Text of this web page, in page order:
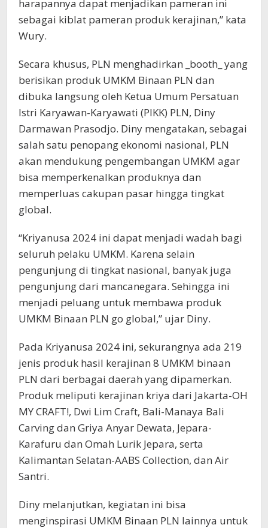
harapannya dapat menjadikan pameran ini
sebagai kiblat pameran produk kerajinan,” kata
Wury.
Secara khusus, PLN menghadirkan _booth_ yang
berisikan produk UMKM Binaan PLN dan
dibuka langsung oleh Ketua Umum Persatuan
Istri Karyawan-Karyawati (PIKK) PLN, Diny
Darmawan Prasodjo. Diny mengatakan, sebagai
salah satu penopang ekonomi nasional, PLN
akan mendukung pengembangan UMKM agar
bisa memperkenalkan produknya dan
memperluas cakupan pasar hingga tingkat
global.
“Kriyanusa 2024 ini dapat menjadi wadah bagi
seluruh pelaku UMKM. Karena selain
pengunjung di tingkat nasional, banyak juga
pengunjung dari mancanegara. Sehingga ini
menjadi peluang untuk membawa produk
UMKM Binaan PLN go global,” ujar Diny.
Pada Kriyanusa 2024 ini, sekurangnya ada 219
jenis produk hasil kerajinan 8 UMKM binaan
PLN dari berbagai daerah yang dipamerkan.
Produk meliputi kerajinan kriya dari Jakarta-OH
MY CRAFT!, Dwi Lim Craft, Bali-Manaya Bali
Carving dan Griya Anyar Dewata, Jepara-
Karafuru dan Omah Lurik Jepara, serta
Kalimantan Selatan-AABS Collection, dan Air
Santri.
Diny melanjutkan, kegiatan ini bisa
menginspirasi UMKM Binaan PLN lainnya untuk